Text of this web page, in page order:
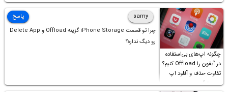
چگونه اپ‌های بی‌استفاده
در آیفون را Offload کنیم؟
تفاوت حذف و آفلود اپ
چیست؟
samy
چرا تو قسمت iPhone Storage گزینه Offload و Delete App
رو دیگ نداره؟
پاسخ